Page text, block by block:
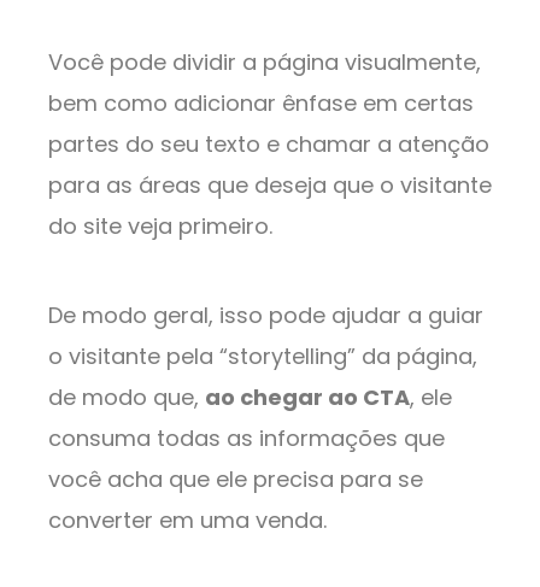
Você pode dividir a página visualmente,
bem como adicionar ênfase em certas
partes do seu texto e chamar a atenção
para as áreas que deseja que o visitante
do site veja primeiro.
De modo geral, isso pode ajudar a guiar
o visitante pela “storytelling” da página,
de modo que, ao chegar ao CTA, ele
consuma todas as informações que
você acha que ele precisa para se
converter em uma venda.